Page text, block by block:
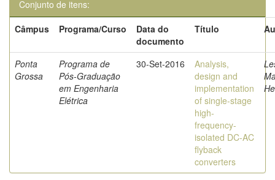
Conjunto de itens:
Câmpus
Programa/Curso
Data do
documento
Título
Ponta
Grossa
Programa de
Pós-Graduação
em Engenharia
Elétrica
30-Set-2016
Analysis,
design and
implementation
of single-stage
high-
frequency-
isolated DC-AC
flyback
converters